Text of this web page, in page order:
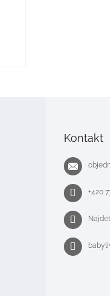
Kontakt
+420